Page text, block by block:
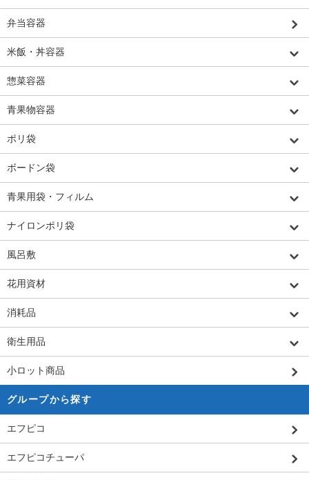
弁当容器
米飯・丼容器
惣菜容器
青果物容器
ポリ袋
ボードン袋
青果用袋・フィルム
ナイロンポリ袋
風呂敷
花用資材
消耗品
衛生用品
小ロット商品
グループから探す
エフピコ
エフピコチューパ